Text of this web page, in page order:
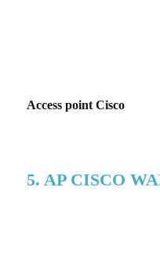
Access point Cisco
5. AP CISCO